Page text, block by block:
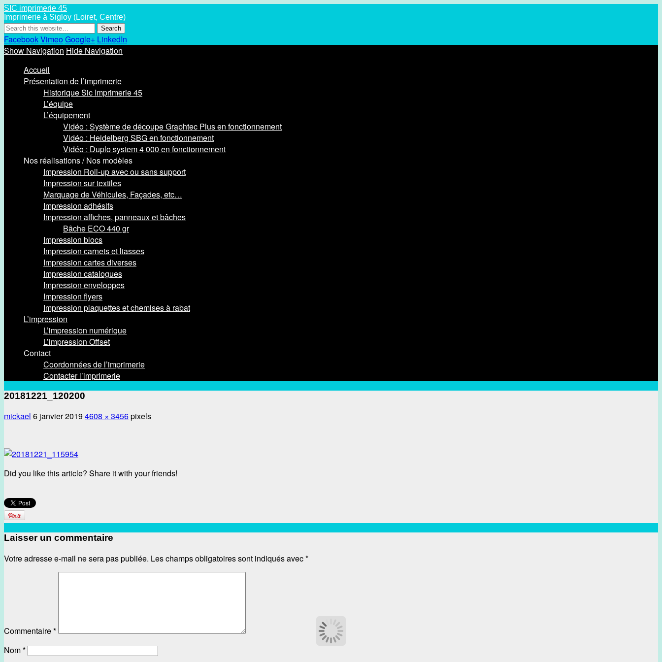
SIC imprimerie 45
Imprimerie à Sigloy (Loiret, Centre)
FacebookVimeoGoogle+ LinkedIn
Show Navigation Hide Navigation
Accueil
Présentation de l’imprimerie
Historique Sic Imprimerie 45
L’équipe
L’équipement
Vidéo : Système de découpe Graphtec Plus en fonctionnement
Vidéo : Heidelberg SBG en fonctionnement
Vidéo : Duplo system 4 000 en fonctionnement
Nos réalisations / Nos modèles
Impression Roll-up avec ou sans support
Impression sur textiles
Marquage de Véhicules, Façades, etc…
Impression adhésifs
Impression affiches, panneaux et bâches
Bâche ECO 440 gr
Impression blocs
Impression carnets et liasses
Impression cartes diverses
Impression catalogues
Impression enveloppes
Impression flyers
Impression plaquettes et chemises à rabat
L’impression
L’impression numérique
L’impression Offset
Contact
Coordonnées de l’imprimerie
Contacter l’imprimerie
20181221_120200
mickael 6 janvier 20194608 × 3456pixels
Did you like this article? Share it with your friends!
Laisser un commentaire
Votre adresse e-mail ne sera pas publiée. Les champs obligatoires sont indiqués avec*
Commentaire*
Nom*